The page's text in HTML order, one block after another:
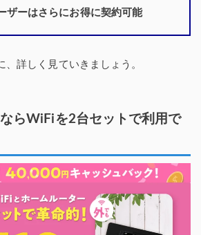
ザーはさらにお得に契約可能
、詳しく見ていきましょう。
らWiFiを2台セットで利用で